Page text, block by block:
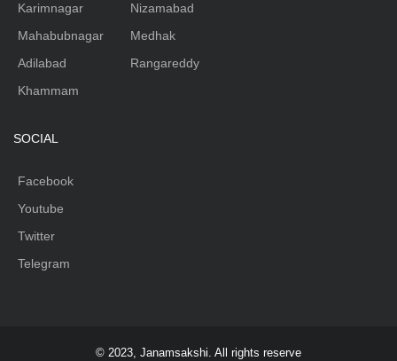
Karimnagar
Mahabubnagar
Adilabad
Khammam
Nizamabad
Medhak
Rangareddy
SOCIAL
Facebook
Youtube
Twitter
Telegram
© 2023, Janamsakshi. All rights reserve